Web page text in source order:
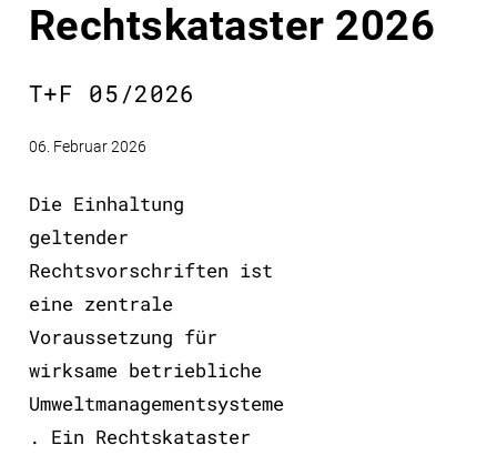
Rechtskataster 2026
T+F 05/2026
06. Februar 2026
Die Einhaltung
geltender
Rechtsvorschriften ist
eine zentrale
Voraussetzung für
wirksame betriebliche
Umweltmanagementsysteme
. Ein Rechtskataster